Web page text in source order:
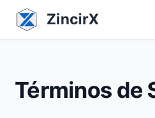
ZincirX
Términos de